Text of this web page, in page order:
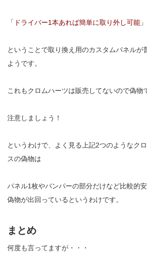
「ドライバー1本あれば簡単に取り外し可能」
ということで取り換え用のカスタムパネルが
ようです。
これもクロムハーツは販売してないので偽物
注意しましょう！
というわけで、よく見る上記2つのようなク
スの偽物は
パネル1枚やバンパーの部分だけなど比較的
偽物が出回っているというわけです。
まとめ
何度も言ってますが・・・